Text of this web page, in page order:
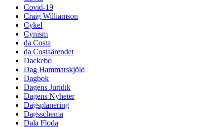
Covid-19
Craig Williamson
Cykel
Cynism
da Costa
da Costaärendet
Dackebo
Dag Hammarskjöld
Dagbok
Dagens Juridik
Dagens Nyheter
Dagsplanering
Dagsschema
Dala Floda